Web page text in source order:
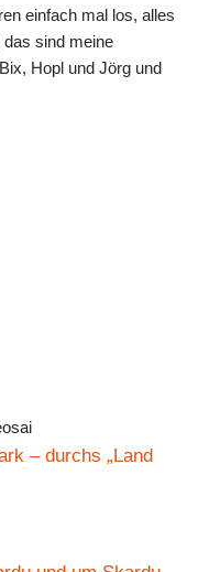
einfach mal los, alles
das sind meine
Hopl und Jörg und
– durchs „Land